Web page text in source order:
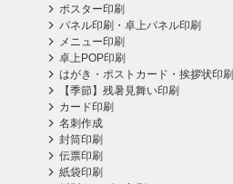
ポスター印刷
パネル印刷・卓上パネル印刷
メニュー印刷
卓上POP印刷
はがき・ポストカード・挨拶状印刷
【季節】残暑見舞い印刷
カード印刷
名刺作成
封筒印刷
伝票印刷
紙袋印刷